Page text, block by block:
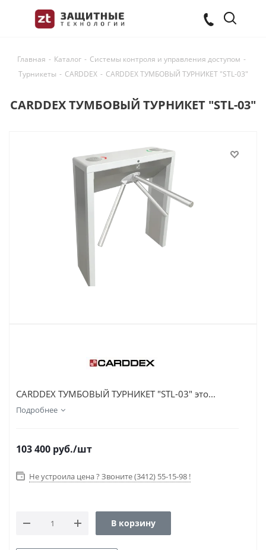
Главная - Каталог - Системы контроля и управления доступом -
Турникеты - CARDDEX - CARDDEX ТУМБОВЫЙ ТУРНИКЕТ "STL-03"
CARDDEX ТУМБОВЫЙ ТУРНИКЕТ "STL-03"
CARDDEX ТУМБОВЫЙ ТУРНИКЕТ "STL-03" это...
Подробнее
103 400 руб./шт
Не устроила цена ? Звоните (3412) 55-15-98 !
В корзину